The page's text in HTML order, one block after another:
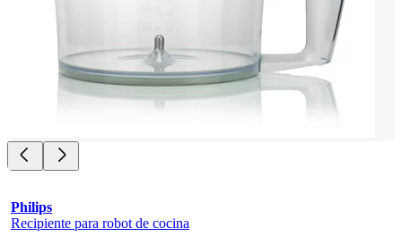
Philips
Recipiente para robot de cocina